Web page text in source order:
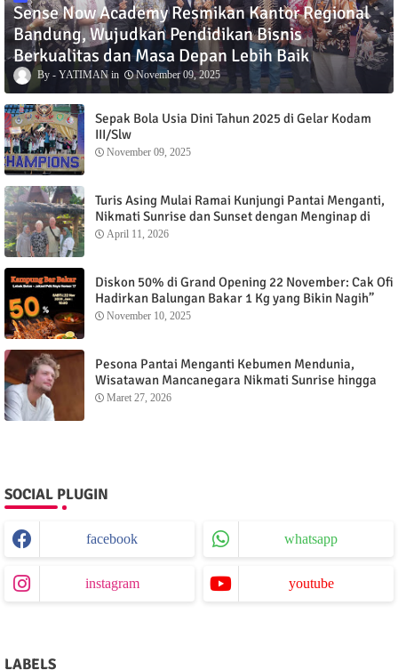
Sense Now Academy Resmikan Kantor Regional
Bandung, Wujudkan Pendidikan Bisnis
Berkualitas dan Masa Depan Lebih Baik
YATIMAN November 09, 2025
Sepak Bola Usia Dini Tahun 2025 di Gelar Kodam
III/Slw
November 09, 2025
Turis Asing Mulai Ramai Kunjungi Pantai Menganti,
Nikmati Sunrise dan Sunset dengan Menginap di
Menganti Cottage
April 11, 2026
Diskon 50% di Grand Opening 22 November: Cak Ofi
Hadirkan Balungan Bakar 1 Kg yang Bikin Nagih”
November 10, 2025
Pesona Pantai Menganti Kebumen Mendunia,
Wisatawan Mancanegara Nikmati Sunrise hingga
Sunset dari Menganti Cottage
Maret 27, 2026
SOCIAL PLUGIN
facebook whatsapp
instagram youtube
LABELS